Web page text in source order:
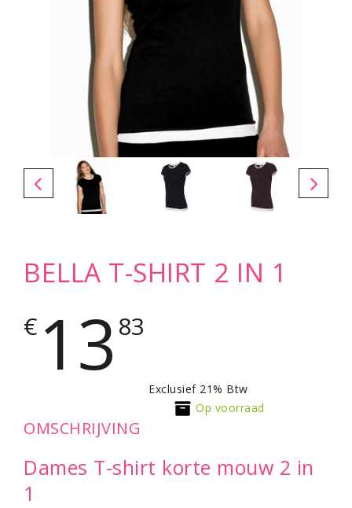
BELLA T-SHIRT 2 IN 1
€ 13 83
Exclusief 21% Btw
Op voorraad
OMSCHRIJVING
Dames T-shirt korte mouw 2 in
1